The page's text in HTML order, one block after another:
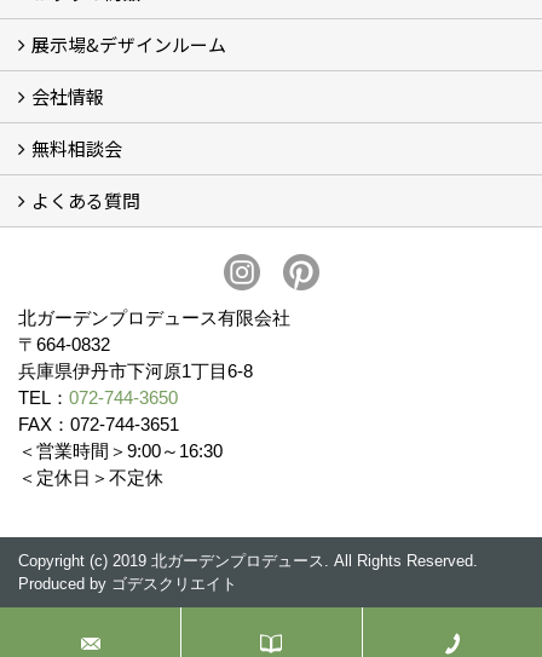
オリジナル帆布のサイクルポート
NEW スマートサイクルポート
おしゃれな物置 (8)
門扉 (6)
ウッドフェンス (16)
アイアンの商品 (6)
ガーデニング雑貨 (3)
ガーデン書&ガーデンアート
こだわりのオリジナル商品 一覧
おすすめの植物 (29)
箱庭ガーデン
ポット苗
展示場&デザインルーム
展示場&デザインルーム
会社情報
会社概要
スタッフ紹介 (11)
ブログ
コラム
アクセス
求人募集
無料相談会
無料相談会
よくある質問
アフターサービス・アフターメンテナンスについて (3)
北ガーデンプロデュース有限会社
〒664-0832
兵庫県伊丹市下河原1丁目6-8
TEL： 072-744-3650
FAX：072-744-3651
＜営業時間＞9:00～16:30
＜定休日＞不定休
Copyright (c) 2019 北ガーデンプロデュース. All Rights Reserved.
Produced by ゴデスクリエイト